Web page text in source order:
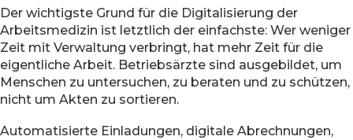
Der wichtigste Grund für die Digitalisierung der
Arbeitsmedizin ist letztlich der einfachste: Wer weniger
Zeit mit Verwaltung verbringt, hat mehr Zeit für die
eigentliche Arbeit. Betriebsärzte sind ausgebildet, um
Menschen zu untersuchen, zu beraten und zu schützen,
nicht um Akten zu sortieren.
Automatisierte Einladungen, digitale Abrechnungen,